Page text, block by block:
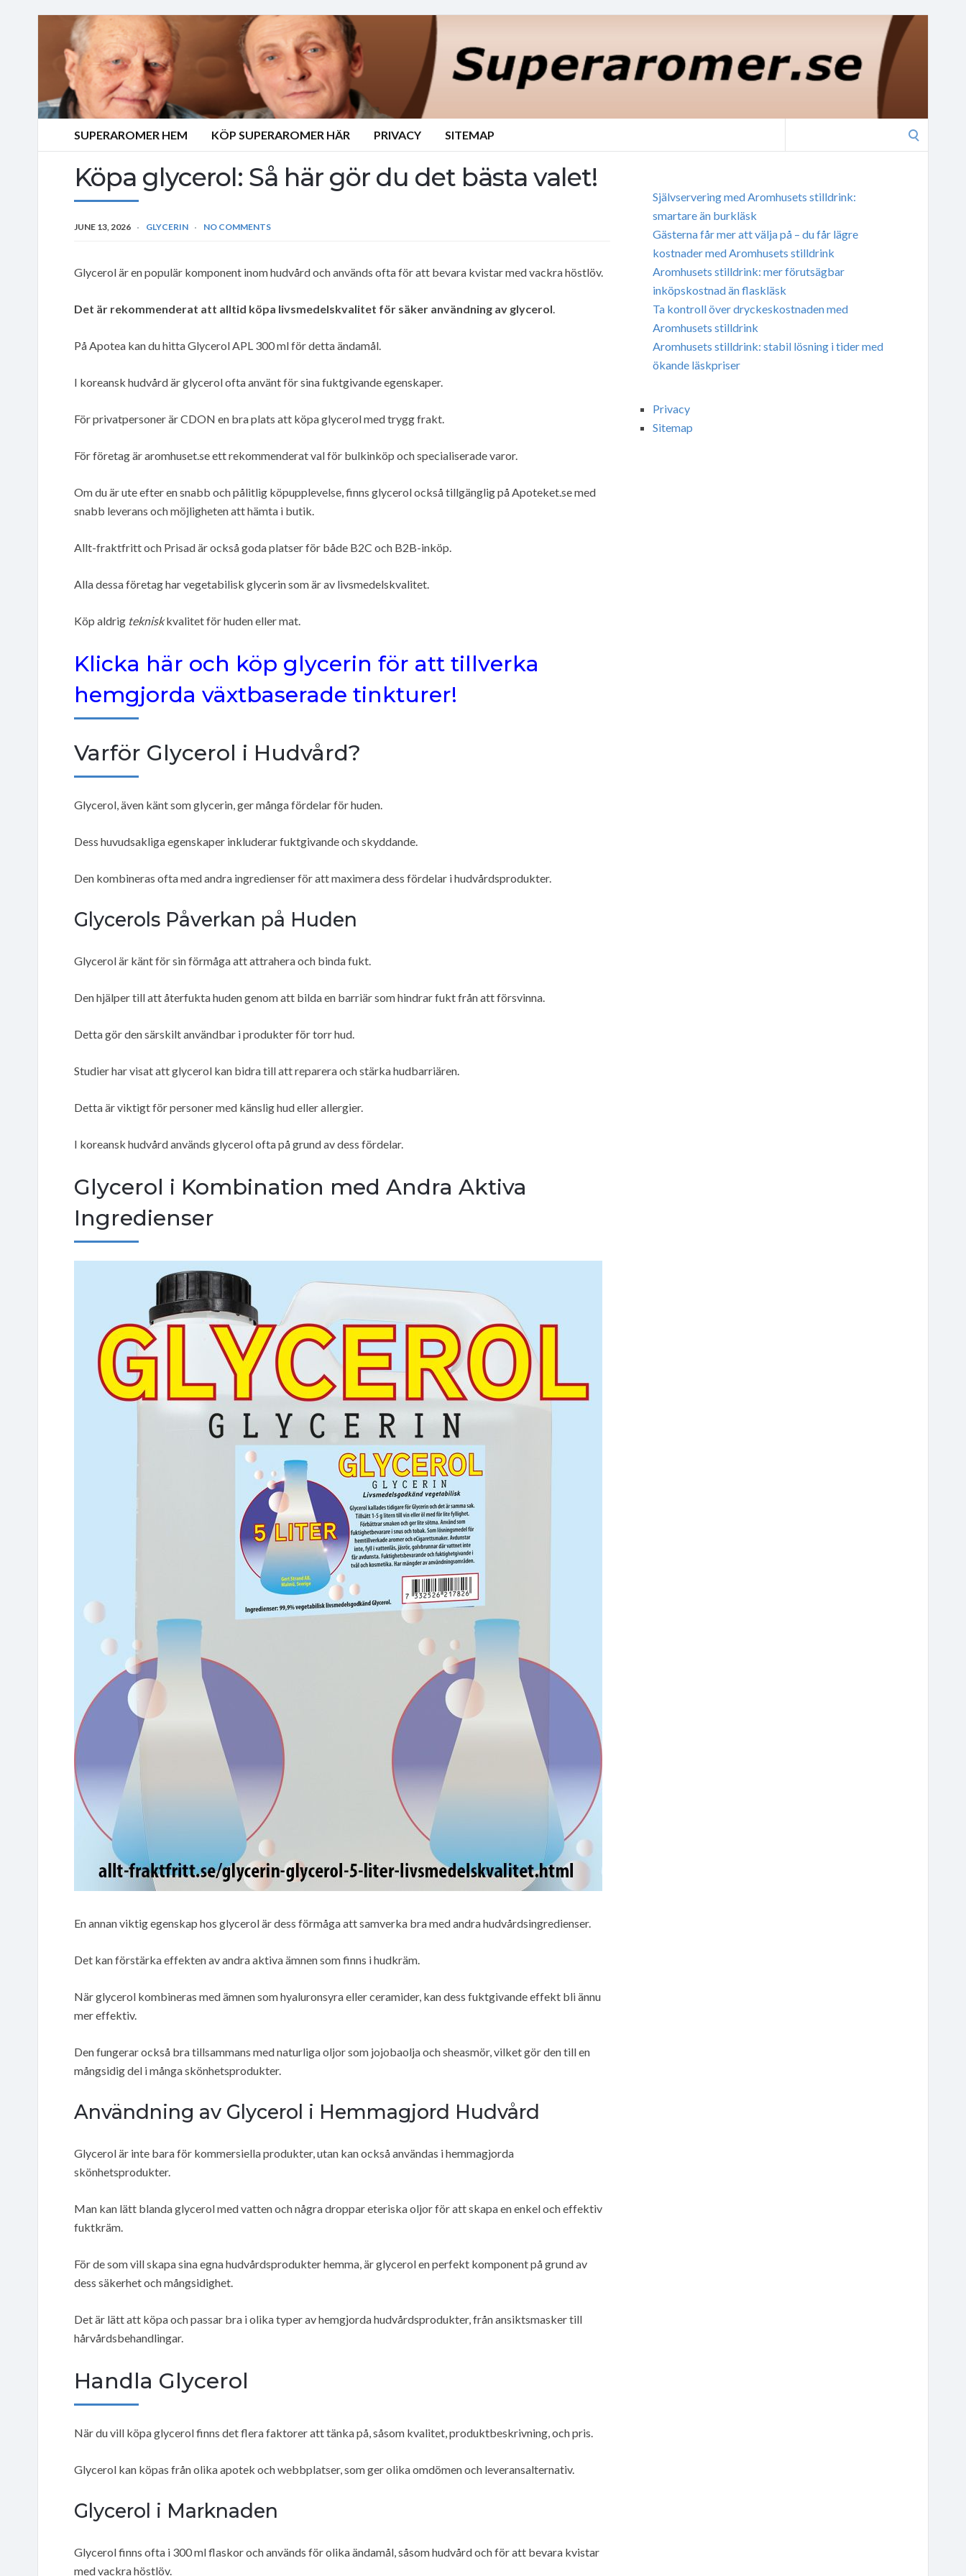
SUPERAROMER HEM KÖP SUPERAROMER HÄR PRIVACY SITEMAP
Köpa glycerol: Så här gör du det bästa valet!
JUNE 13, 2026 GLYCERIN NO COMMENTS
Glycerol är en populär komponent inom hudvård och används ofta för att bevara kvistar med vackra höstlöv.
Det är rekommenderat att alltid köpa livsmedelskvalitet för säker användning av glycerol.
På Apotea kan du hitta Glycerol APL 300 ml för detta ändamål.
I koreansk hudvård är glycerol ofta använt för sina fuktgivande egenskaper.
För privatpersoner är CDON en bra plats att köpa glycerol med trygg frakt.
För företag är aromhuset.se ett rekommenderat val för bulkinköp och specialiserade varor.
Om du är ute efter en snabb och pålitlig köpupplevelse, finns glycerol också tillgänglig på Apoteket.se med
snabb leverans och möjligheten att hämta i butik.
Allt-fraktfritt och Prisad är också goda platser för både B2C och B2B-inköp.
Alla dessa företag har vegetabilisk glycerin som är av livsmedelskvalitet.
Köp aldrig tekniskkvalitet för huden eller mat.
Klicka här och köp glycerin för att tillverka
hemgjorda växtbaserade tinkturer!
Varför Glycerol i Hudvård?
Glycerol, även känt som glycerin, ger många fördelar för huden.
Dess huvudsakliga egenskaper inkluderar fuktgivande och skyddande.
Den kombineras ofta med andra ingredienser för att maximera dess fördelar i hudvårdsprodukter.
Glycerols Påverkan på Huden
Glycerol är känt för sin förmåga att attrahera och binda fukt.
Den hjälper till att återfukta huden genom att bilda en barriär som hindrar fukt från att försvinna.
Detta gör den särskilt användbar i produkter för torr hud.
Studier har visat att glycerol kan bidra till att reparera och stärka hudbarriären.
Detta är viktigt för personer med känslig hud eller allergier.
I koreansk hudvård används glycerol ofta på grund av dess fördelar.
Glycerol i Kombination med Andra Aktiva
Ingredienser
En annan viktig egenskap hos glycerol är dess förmåga att samverka bra med andra hudvårdsingredienser.
Det kan förstärka effekten av andra aktiva ämnen som finns i hudkräm.
När glycerol kombineras med ämnen som hyaluronsyra eller ceramider, kan dess fuktgivande effekt bli ännu
mer effektiv.
Den fungerar också bra tillsammans med naturliga oljor som jojobaolja och sheasmör, vilket gör den till en
mångsidig del i många skönhetsprodukter.
Användning av Glycerol i Hemmagjord Hudvård
Glycerol är inte bara för kommersiella produkter, utan kan också användas i hemmagjorda
skönhetsprodukter.
Man kan lätt blanda glycerol med vatten och några droppar eteriska oljor för att skapa en enkel och effektiv
fuktkräm.
För de som vill skapa sina egna hudvårdsprodukter hemma, är glycerol en perfekt komponent på grund av
dess säkerhet och mångsidighet.
Det är lätt att köpa och passar bra i olika typer av hemgjorda hudvårdsprodukter, från ansiktsmasker till
hårvårdsbehandlingar.
Handla Glycerol
När du vill köpa glycerol finns det flera faktorer att tänka på, såsom kvalitet, produktbeskrivning, och pris.
Glycerol kan köpas från olika apotek och webbplatser, som ger olika omdömen och leveransalternativ.
Glycerol i Marknaden
Glycerol finns ofta i 300 ml flaskor och används för olika ändamål, såsom hudvård och för att bevara kvistar
med vackra höstlöv.
Självservering med Aromhusets stilldrink:
smartare än burkläsk
Gästerna får mer att välja på – du får lägre
kostnader med Aromhusets stilldrink
Aromhusets stilldrink: mer förutsägbar
inköpskostnad än flaskläsk
Ta kontroll över dryckeskostnaden med
Aromhusets stilldrink
Aromhusets stilldrink: stabil lösning i tider med
ökande läskpriser
Privacy
Sitemap